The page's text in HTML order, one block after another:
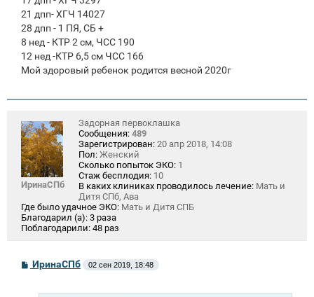
21 дпп- ХГЧ 14027
28 дпп - 1 ПЯ, СБ +
8 нед - КТР 2 см, ЧСС 190
12 нед -КТР 6,5 см ЧСС 166
Мой здоровый ребенок родится весной 2020г
ИринаСПб
Задорная первоклашка
Сообщения: 489
Зарегистрирован: 20 апр 2018, 14:08
Пол: Женский
Сколько попыток ЭКО: 1
Стаж бесплодия: 10
В каких клиниках проводилось лечение: Мать и
Дитя СПб, Ава
Где было удачное ЭКО: Мать и Дитя СПБ
Благодарил (а): 3 раза
Поблагодарили: 48 раз
С
о
ИринаСПб 02 сен 2019, 18:48